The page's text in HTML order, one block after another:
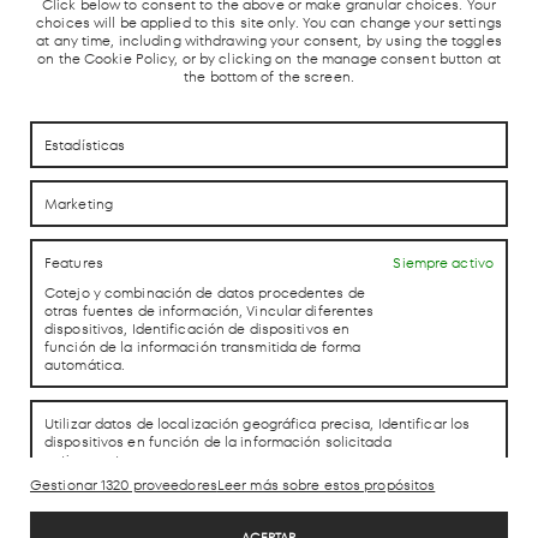
Click below to consent to the above or make granular choices. Your
choices will be applied to this site only. You can change your settings
at any time, including withdrawing your consent, by using the toggles
on the Cookie Policy, or by clicking on the manage consent button at
the bottom of the screen.
Estadísticas
Marketing
Features
Siempre activo
Cotejo y combinación de datos procedentes de
otras fuentes de información, Vincular diferentes
dispositivos, Identificación de dispositivos en
función de la información transmitida de forma
automática.
Utilizar datos de localización geográfica precisa, Identificar los
dispositivos en función de la información solicitada
activamente.
Garantizar la seguridad, evitar y detectar fraudes,
Siempre activo
Gestionar 1320 proveedoresLeer más sobre estos propósitos
TREN
CERCANÍAS
Y AVE
ESTACIÓN
AUTOBUSES
PARADA
TAXIS
PARKING
GRATUITO
CÓMO LLEGAR
CÓMO LLEGAR
CONTACTO
CONTACTO
LAB theCLUB
Aviso Legal
Política de Privacidad